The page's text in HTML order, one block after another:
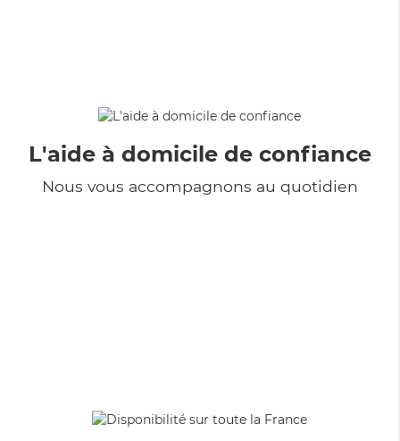
L'aide à domicile de confiance
Nous vous accompagnons au quotidien